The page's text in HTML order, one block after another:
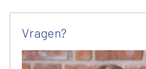
Vragen?